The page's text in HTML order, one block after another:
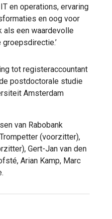
en operations, ervaring
en oog voor
als een waardevolle
tot registeraccountant
postdoctorale studie
Amsterdam
van Rabobank
(voorzitter),
Gert-Jan van den
Arian Kamp, Marc